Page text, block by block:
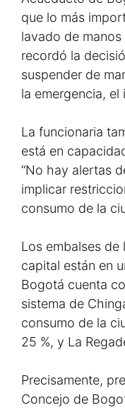
que lo más
lavado de
recordó la
suspender de
la emergencia, el
La funcionaria
está en
“No hay alertas
implicar
consumo de la
Los embalses de
capital están en
Bogotá cuenta
sistema de
consumo de la
25 %, y La
Precisamente,
Concejo de